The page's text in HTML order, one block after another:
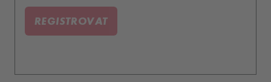
REGISTROVAT